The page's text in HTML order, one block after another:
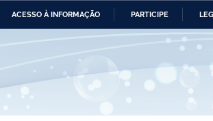
ACESSO À INFORMAÇÃO PARTICIPE
das Relações Ministério da Economia
e dos Direitos Humanos